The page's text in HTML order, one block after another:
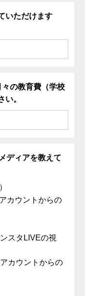
いただけます
の教育費（学校
い。
ディアを教えて
カウントからの
スタLIVEの視
カウントからの